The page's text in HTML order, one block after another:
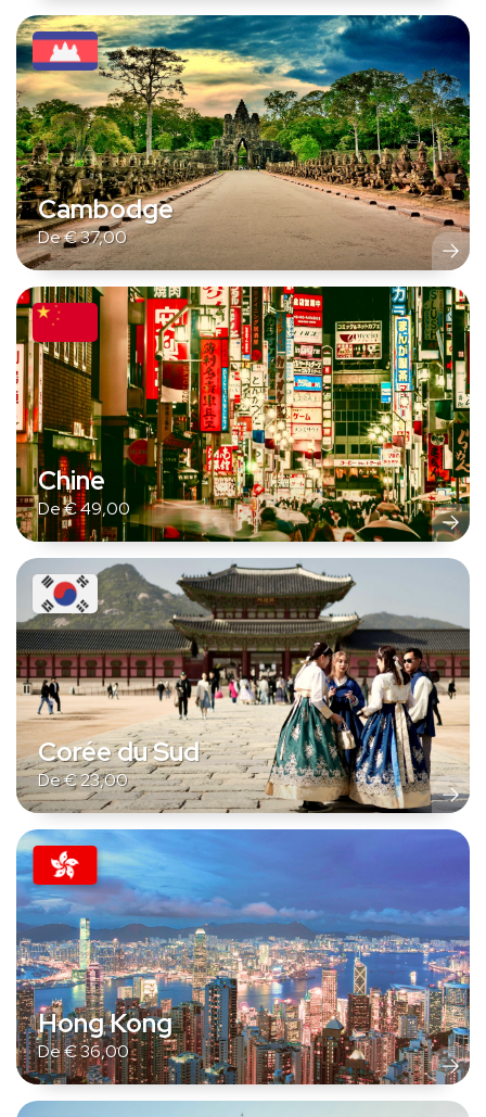
Cambodge
De€37,00
Chine
De€49,00
Corée du Sud
De€23,00
Hong Kong
De€36,00